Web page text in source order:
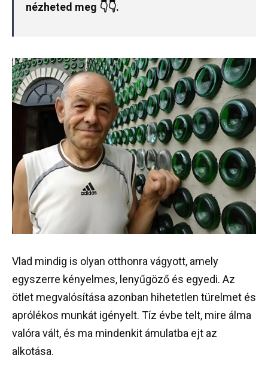
nézheted meg 👇👇.
Vlad mindig is olyan otthonra vágyott, amely
egyszerre kényelmes, lenyűgöző és egyedi. Az
ötlet megvalósítása azonban hihetetlen türelmet és
aprólékos munkát igényelt. Tíz évbe telt, mire álma
valóra vált, és ma mindenkit ámulatba ejt az
alkotása.